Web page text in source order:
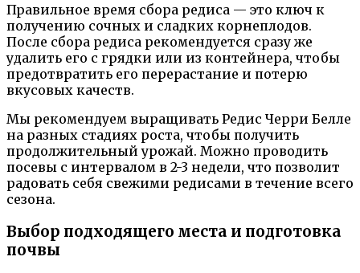
Правильное время сбора редиса — это ключ к
получению сочных и сладких корнеплодов.
После сбора редиса рекомендуется сразу же
удалить его с грядки или из контейнера, чтобы
предотвратить его перерастание и потерю
вкусовых качеств.
Мы рекомендуем выращивать Редис Черри Белле
на разных стадиях роста, чтобы получить
продолжительный урожай. Можно проводить
посевы с интервалом в 2-3 недели, что позволит
радовать себя свежими редисами в течение всего
сезона.
Выбор подходящего места и подготовка
почвы